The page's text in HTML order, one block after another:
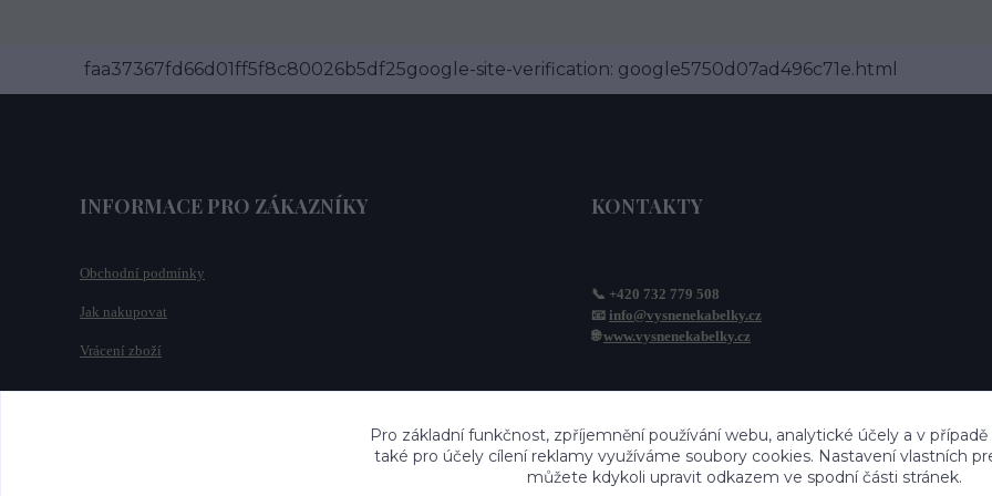
faa37367fd66d01ff5f8c80026b5df25google-site-verification: google5750d07ad496c71e.html
INFORMACE PRO ZÁKAZNÍKY
Obchodní podmínky
Jak nakupovat
Vrácení zboží
KONTAKTY
📞 +420 732 779 508
📧 info@vysnenekabelky.cz
🌐 www.vysnenekabelky.cz
Pro základní funkčnost, zpříjemnění používání webu, analytické účely a v případě
také pro účely cílení reklamy využíváme soubory cookies. Nastavení vlastních
můžete kdykoli upravit odkazem ve spodní části stránek.